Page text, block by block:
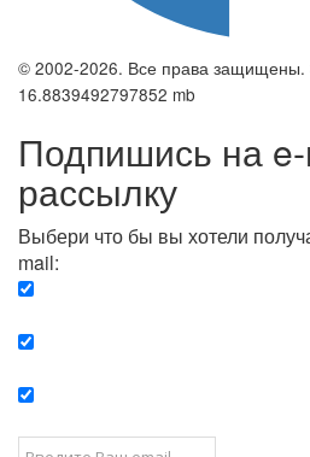
© 2002-2026. Все права защищены.
16.8839492797852 mb
Подпишись на
рассылку
Выбери что бы вы хотели
mail: